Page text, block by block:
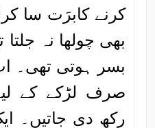
کرنے کابرَت سا
بھی چولھا نہ
بسر ہوتی تھی۔
صرف لڑکے کے
رکھ دی جاتیں۔